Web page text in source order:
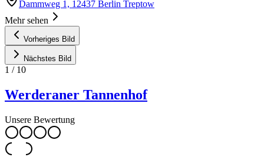
Dammweg 1, 12437 Berlin Treptow
Mehr sehen
Vorheriges Bild
Nächstes Bild
1 / 10
Werderaner Tannenhof
Unsere Bewertung